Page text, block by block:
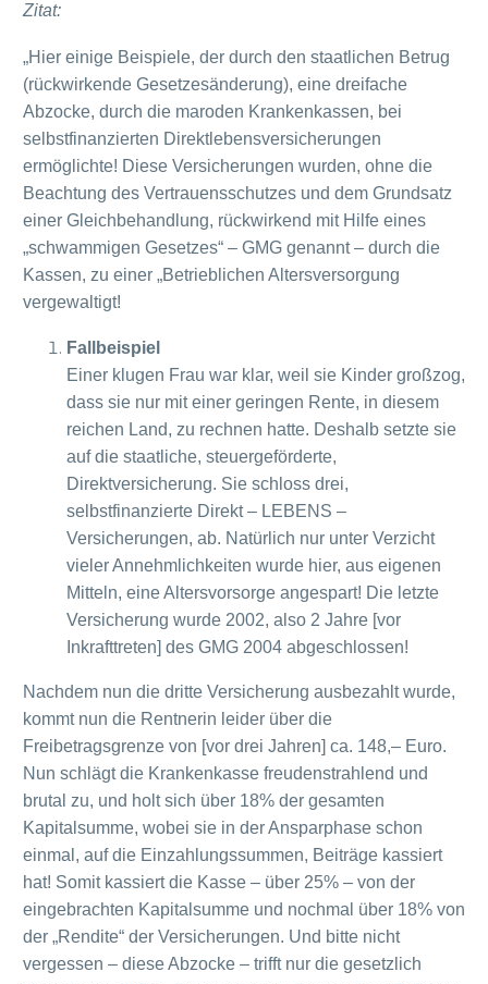
Zitat:
„Hier einige Beispiele, der durch den staatlichen Betrug
(rückwirkende Gesetzesänderung), eine dreifache
Abzocke, durch die maroden Krankenkassen, bei
selbstfinanzierten Direktlebensversicherungen
ermöglichte! Diese Versicherungen wurden, ohne die
Beachtung des Vertrauensschutzes und dem Grundsatz
einer Gleichbehandlung, rückwirkend mit Hilfe eines
„schwammigen Gesetzes“ – GMG genannt – durch die
Kassen, zu einer „Betrieblichen Altersversorgung
vergewaltigt!
Fallbeispiel
Einer klugen Frau war klar, weil sie Kinder großzog,
dass sie nur mit einer geringen Rente, in diesem
reichen Land, zu rechnen hatte. Deshalb setzte sie
auf die staatliche, steuergeförderte,
Direktversicherung. Sie schloss drei,
selbstfinanzierte Direkt – LEBENS –
Versicherungen, ab. Natürlich nur unter Verzicht
vieler Annehmlichkeiten wurde hier, aus eigenen
Mitteln, eine Altersvorsorge angespart! Die letzte
Versicherung wurde 2002, also 2 Jahre [vor
Inkrafttreten] des GMG 2004 abgeschlossen!
Nachdem nun die dritte Versicherung ausbezahlt wurde,
kommt nun die Rentnerin leider über die
Freibetragsgrenze von [vor drei Jahren] ca. 148,– Euro.
Nun schlägt die Krankenkasse freudenstrahlend und
brutal zu, und holt sich über 18% der gesamten
Kapitalsumme, wobei sie in der Ansparphase schon
einmal, auf die Einzahlungssummen, Beiträge kassiert
hat! Somit kassiert die Kasse – über 25% – von der
eingebrachten Kapitalsumme und nochmal über 18% von
der „Rendite“ der Versicherungen. Und bitte nicht
vergessen – diese Abzocke – trifft nur die gesetzlich